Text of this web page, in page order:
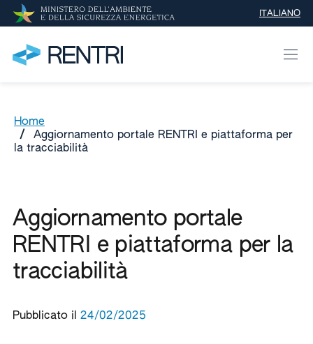
ITALIANO
Home
/
Aggiornamento portale RENTRI e piattaforma per
la tracciabilità
Aggiornamento portale
RENTRI e piattaforma per la
tracciabilità
Pubblicato il 24/02/2025